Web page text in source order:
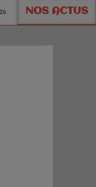
NOS ACTUS
Nouveau partenaire